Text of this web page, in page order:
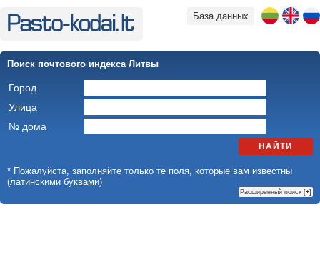
База данных
Поиск почтового индекса Литвы
Город
Улица
№ дома
НАЙТИ
* Пожалуйста, заполняйте только те поля, которые вам известны
(латинскими буквами)
Расширенный поиск [+]